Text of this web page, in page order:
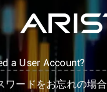
a User Account?
ワードをお忘れの場合